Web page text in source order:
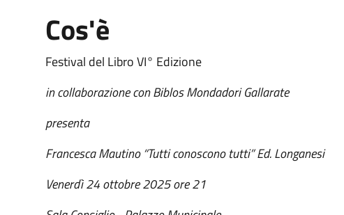
Cos'è
Festival del Libro VI° Edizione
in collaborazione con Biblos Mondadori Gallarate
presenta
Francesca Mautino “Tutti conoscono tutti” Ed. Longanesi
Venerdì 24 ottobre 2025 ore 21